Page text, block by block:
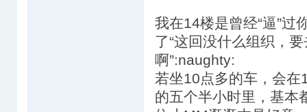
我在14楼是曾经“逼”过
了“这回没什么组织，
啊”:naughty:
若坐10点多的车，会
的五个半小时里，基本